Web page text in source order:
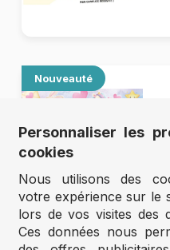
Nouveauté
Nouveauté
Personnaliser les
cookies
Nous utilisons des
votre expérience sur le
lors de vos visites des
Ces données nous